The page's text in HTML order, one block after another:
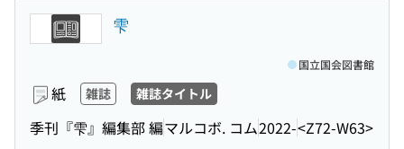
雫
紙 雑誌 雑誌タイトル
季刊『雫』編集部 編マルコボ. コム2022-<Z72-W63>
国立国会図書館